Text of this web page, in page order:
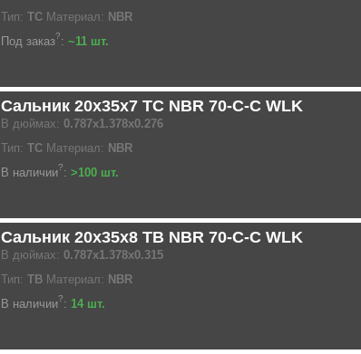
Тип: TC Материал: NBR
Под заказ?: ~11 шт.
Сальник 20x35x7 TC NBR 70-C-C WLK
В дюймах: 0.787x1.378x0.276
Тип: TC Материал: NBR
В наличии?: >100 шт.
Сальник 20x35x8 TB NBR 70-C-C WLK
В дюймах: 0.787x1.378x0.315
Тип: TB Материал: NBR
В наличии?: 14 шт.